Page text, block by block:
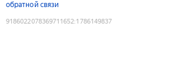
обратной связи
9186022078369711652:1786149837